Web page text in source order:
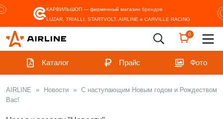
КАРВИЛЬШОП — фирменный магазин брендов
LUZAR, TRIALLI, STARTVOLT, AIRLINE и CARVILLE RACING
0
Каталог Прайс Фото
AIRLINE » Новости » С наступающим Новым годом и Рождеством
Вас!